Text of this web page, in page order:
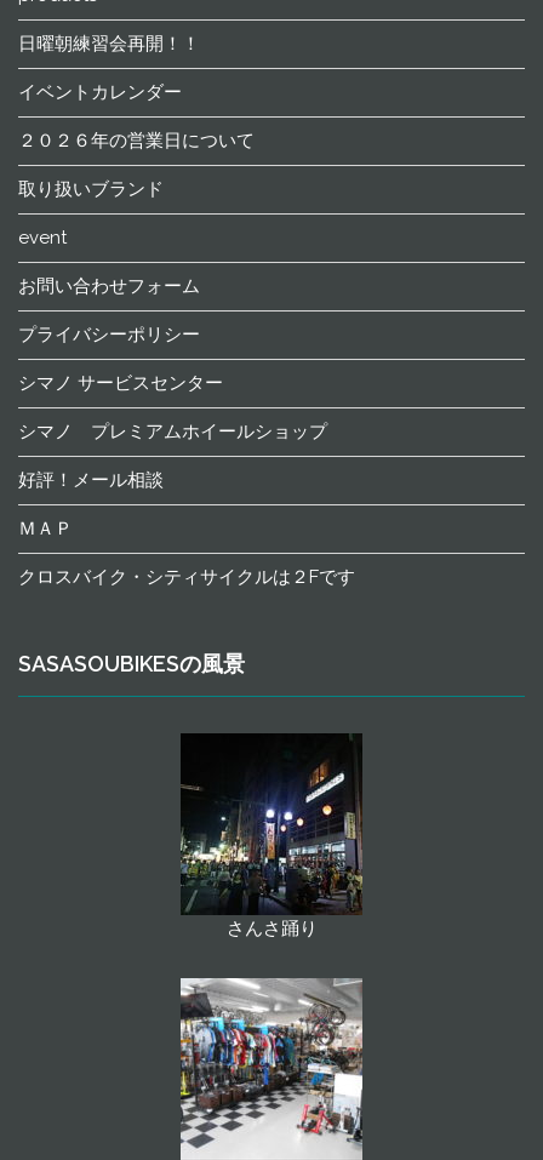
日曜朝練習会再開！！
イベントカレンダー
２０２６年の営業日について
取り扱いブランド
event
お問い合わせフォーム
プライバシーポリシー
シマノ サービスセンター
シマノ プレミアムホイールショップ
好評！メール相談
ＭＡＰ
クロスバイク・シティサイクルは２Fです
SASASOUBIKESの風景
さんさ踊り